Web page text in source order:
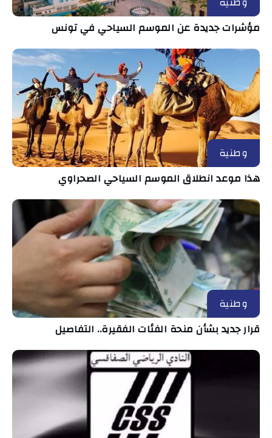
مؤشرات جديدة عن الموسم السياحي في تونس
وطنية
هذا موعد انطلاق الموسم السياحي الصحراوي
وطنية
قرار جديد بشأن منحة الفئات الفقيرة.. التفاصيل